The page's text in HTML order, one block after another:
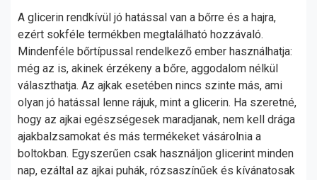
A glicerin rendkívül jó hatással van a bőrre és a hajra,
ezért sokféle termékben megtalálható hozzávaló.
Mindenféle bőrtípussal rendelkező ember használhatja:
még az is, akinek érzékeny a bőre, aggodalom nélkül
választhatja. Az ajkak esetében nincs szinte más, ami
olyan jó hatással lenne rájuk, mint a glicerin. Ha szeretné,
hogy az ajkai egészségesek maradjanak, nem kell drága
ajakbalzsamokat és más termékeket vásárolnia a
boltokban. Egyszerűen csak használjon glicerint minden
nap, ezáltal az ajkai puhák, rózsaszínűek és kívánatosak